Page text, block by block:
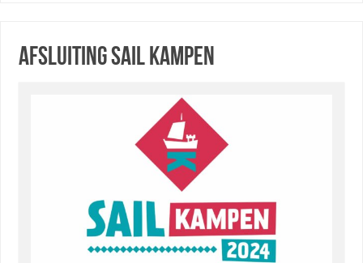
Afsluiting Sail Kampen